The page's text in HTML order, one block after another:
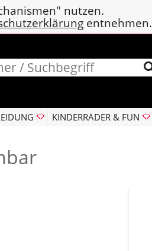
nutzen.
entnehmen.
KINDERRÄDER & FUN